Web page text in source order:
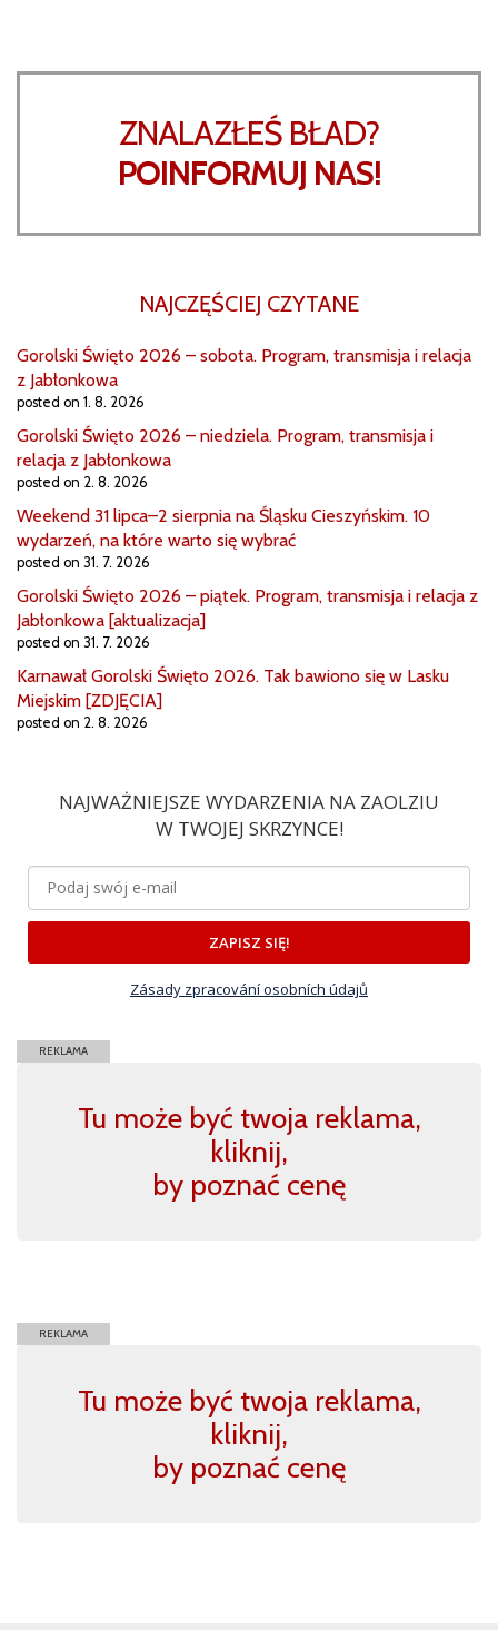
ZNALAZŁEŚ BŁAD?
POINFORMUJ NAS!
NAJCZĘŚCIEJ CZYTANE
Gorolski Święto 2026 – sobota. Program, transmisja i relacja
z Jabłonkowa
posted on 1. 8. 2026
Gorolski Święto 2026 – niedziela. Program, transmisja i
relacja z Jabłonkowa
posted on 2. 8. 2026
Weekend 31 lipca–2 sierpnia na Śląsku Cieszyńskim. 10
wydarzeń, na które warto się wybrać
posted on 31. 7. 2026
Gorolski Święto 2026 – piątek. Program, transmisja i relacja z
Jabłonkowa [aktualizacja]
posted on 31. 7. 2026
Karnawał Gorolski Święto 2026. Tak bawiono się w Lasku
Miejskim [ZDJĘCIA]
posted on 2. 8. 2026
NAJWAŻNIEJSZE WYDARZENIA NA ZAOLZIU
W TWOJEJ SKRZYNCE!
ZAPISZ SIĘ!
Zásady zpracování osobních údajů
REKLAMA
Tu może być twoja reklama,
kliknij,
by poznać cenę
REKLAMA
Tu może być twoja reklama,
kliknij,
by poznać cenę